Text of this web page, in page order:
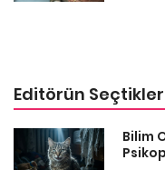
Editörün
Bilim